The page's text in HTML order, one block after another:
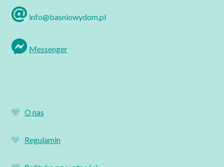
info@basniowydom.pl
Messenger
O nas
Regulamin